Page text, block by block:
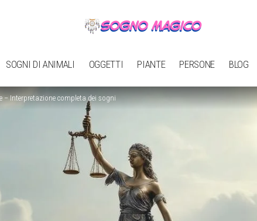
SOGNI DI ANIMALI OGGETTI PIANTE PERSONE BLOG
– Interpretazione completa dei sogni